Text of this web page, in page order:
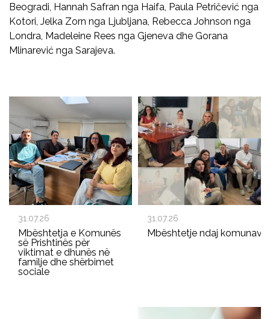
Beogradi, Hannah Safran nga Haifa, Paula Petričević nga
Kotori, Jelka Zorn nga Ljubljana, Rebecca Johnson nga
Londra, Madeleine Rees nga Gjeneva dhe Gorana
Mlinarević nga Sarajeva.
31.07.26
Mbështetja e Komunës
së Prishtinës për
viktimat e dhunës në
familje dhe shërbimet
sociale
31.07.26
Mbështetje ndaj